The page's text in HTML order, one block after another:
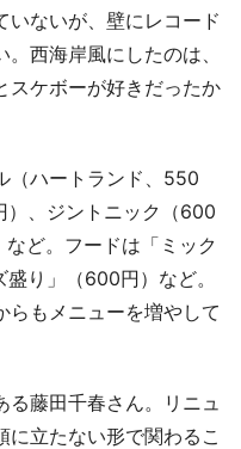
いないが、壁にレコード
西海岸風にしたのは、
スケボーが好きだったか
（ハートランド、550
）、ジントニック（600
ど。フードは「ミック
り」（600円）など。
らもメニューを増やして
藤田千春さん。リニュ
立たない形で関わるこ